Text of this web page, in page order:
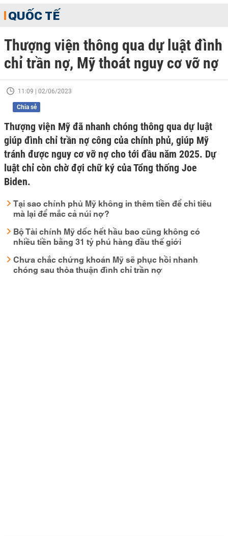
QUỐC TẾ
Thượng viện thông qua dự luật đình
chỉ trần nợ, Mỹ thoát nguy cơ vỡ nợ
11:09 | 02/06/2023
Chia sẻ
Thượng viện Mỹ đã nhanh chóng thông qua dự luật
giúp đình chỉ trần nợ công của chính phủ, giúp Mỹ
tránh được nguy cơ vỡ nợ cho tới đầu năm 2025. Dự
luật chỉ còn chờ đợi chữ ký của Tổng thống Joe
Biden.
Tại sao chính phủ Mỹ không in thêm tiền để chi tiêu
mà lại để mắc cả núi nợ?
Bộ Tài chính Mỹ dốc hết hầu bao cũng không có
nhiều tiền bằng 31 tỷ phú hàng đầu thế giới
Chưa chắc chứng khoán Mỹ sẽ phục hồi nhanh
chóng sau thỏa thuận đình chỉ trần nợ